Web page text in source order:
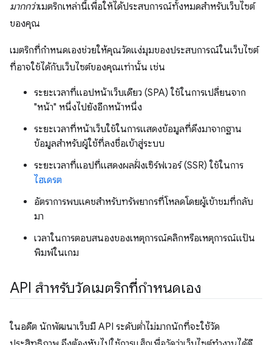
มากกว่าเมตริกเหล่านี้เพื่อให้ได้ประสบการณ์ทั้งหมดสําหรับเว็บไซต์
ของคุณ
เมตริกที่กําหนดเองช่วยให้คุณวัดแง่มุมของประสบการณ์ในเว็บไซต์
ที่อาจใช้ได้กับเว็บไซต์ของคุณเท่านั้น เช่น
ระยะเวลาที่แอปหน้าเว็บเดียว (SPA) ใช้ในการเปลี่ยนจาก
"หน้า" หนึ่งไปยังอีกหน้าหนึ่ง
ระยะเวลาที่หน้าเว็บใช้ในการแสดงข้อมูลที่ดึงมาจากฐาน
ข้อมูลสำหรับผู้ใช้ที่ลงชื่อเข้าสู่ระบบ
ระยะเวลาที่แอปที่แสดงผลฝั่งเซิร์ฟเวอร์ (SSR) ใช้ในการ
ไฮเดรต
อัตราการพบแคชสำหรับทรัพยากรที่โหลดโดยผู้เข้าชมที่กลับ
มา
เวลาในการตอบสนองของเหตุการณ์คลิกหรือเหตุการณ์แป้น
พิมพ์ในเกม
API สำหรับวัดเมตริกที่กำหนดเอง
ในอดีต นักพัฒนาเว็บมี API ระดับต่ำไม่มากนักที่จะใช้วัด